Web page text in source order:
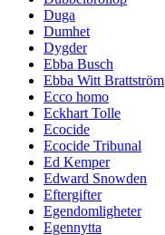
Duga
Dumhet
Dygder
Ebba Busch
Ebba Witt Brattström
Ecco homo
Eckhart Tolle
Ecocide
Ecocide Tribunal
Ed Kemper
Edward Snowden
Eftergifter
Egendomligheter
Egennytta